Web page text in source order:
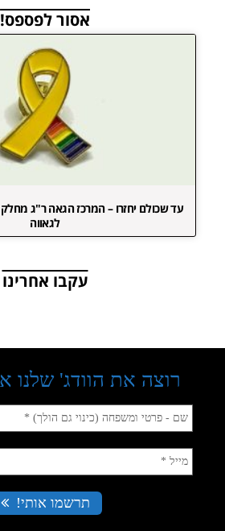
אסור לפספס!
עד שכולם יחזרו – המרכז הגאה ר"ג מחלק
לגאווה
עקבו אחרינו